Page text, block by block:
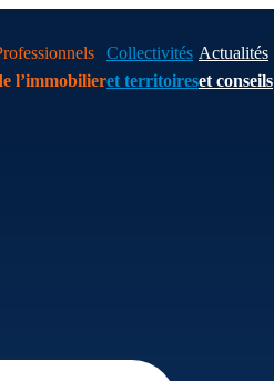
l’immobilier
Collectivités
et territoires
Actualités
et conseils